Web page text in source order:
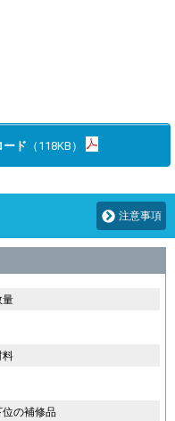
ード （118KB）
注意事項
量
料
位の補修品